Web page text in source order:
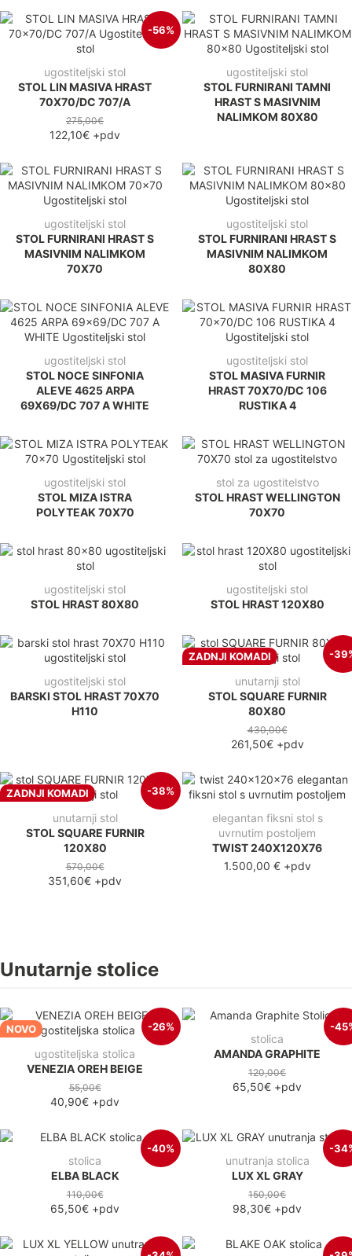
-56%
ugostiteljski stol
STOL LIN MASIVA HRAST
70X70/DC 707/A
275,00€
122,10€ +pdv
ugostiteljski stol
STOL FURNIRANI TAMNI
HRAST S MASIVNIM
NALIMKOM 80X80
ugostiteljski stol
STOL FURNIRANI HRAST S
MASIVNIM NALIMKOM
70X70
ugostiteljski stol
STOL FURNIRANI HRAST S
MASIVNIM NALIMKOM
80X80
ugostiteljski stol
STOL NOCE SINFONIA
ALEVE 4625 ARPA
69X69/DC 707 A WHITE
ugostiteljski stol
STOL MASIVA FURNIR
HRAST 70X70/DC 106
RUSTIKA 4
ugostiteljski stol
STOL MIZA ISTRA
POLYTEAK 70X70
stol za ugostitelstvo
STOL HRAST WELLINGTON
70X70
ugostiteljski stol
STOL HRAST 80X80
ugostiteljski stol
STOL HRAST 120X80
ugostiteljski stol
BARSKI STOL HRAST 70X70
H110
ZADNJI KOMADI -
unutarnji stol
STOL SQUARE FURNIR
80X80
430,00€
261,50€+pdv
ZADNJI KOMADI -38%
unutarnji stol
STOL SQUARE FURNIR
120X80
570,00€
351,60€ +pdv
elegantan fiksni stol s
uvrnutim postoljem
TWIST 240X120X76
1.500,00 €+pdv
Unutarnje stolice
NOVO -26%
ugostiteljska stolica
VENEZIA OREH BEIGE
55,00€
40,90€ +pdv
-
stolica
AMANDA GRAPHITE
120,00€
65,50€ +pdv
-40%
stolica
ELBA BLACK
110,00€
65,50€ +pdv
-
unutranja stolica
LUX XL GRAY
150,00€
98,30€ +pdv